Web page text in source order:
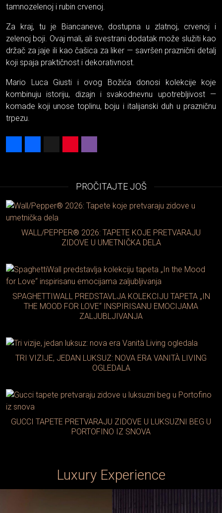
tamnozelenoj i rubin crvenoj.
Za kraj, tu je Biancaneve, dostupna u zlatnoj, crvenoj i
zelenoj boji. Ovaj mali, ali svestrani dodatak može služiti kao
držač za jaje ili kao čašica za liker — savršen praznični detalj
koji spaja praktičnost i dekorativnost.
Mario Luca Giusti i ovog Božića donosi kolekcije koje
kombinuju istoriju, dizajn i svakodnevnu upotrebljivost —
komade koji unose toplinu, boju i italijanski duh u prazničnu
trpezu.
PROČITAJTE JOŠ
WALL/PEPPER® 2026: TAPETE KOJE PRETVARAJU
ZIDOVE U UMETNIČKA DELA
SPAGHETTIWALL PREDSTAVLJA KOLEKCIJU TAPETA „IN
THE MOOD FOR LOVE“ INSPIRISANU EMOCIJAMA
ZALJUBLJIVANJA
TRI VIZIJE, JEDAN LUKSUZ: NOVA ERA VANITÀ LIVING
OGLEDALA
GUCCI TAPETE PRETVARAJU ZIDOVE U LUKSUZNI BEG U
PORTOFINO IZ SNOVA
Luxury Experience